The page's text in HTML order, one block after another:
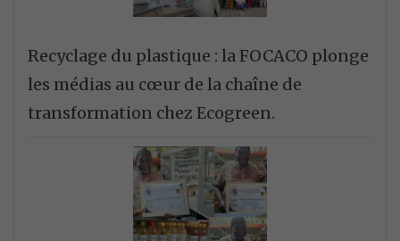
Recyclage du plastique : la FOCACO plonge
les médias au cœur de la chaîne de
transformation chez Ecogreen.